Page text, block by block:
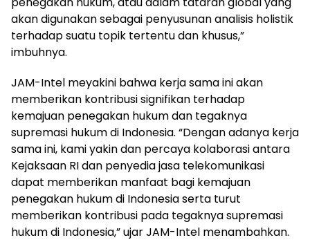
akan digunakan sebagai penyusunan analisis holistik
terhadap suatu topik tertentu dan khusus,”
imbuhnya.
JAM-Intel meyakini bahwa kerja sama ini akan
memberikan kontribusi signifikan terhadap
kemajuan penegakan hukum dan tegaknya
supremasi hukum di Indonesia. “Dengan adanya kerja
sama ini, kami yakin dan percaya kolaborasi antara
Kejaksaan RI dan penyedia jasa telekomunikasi
dapat memberikan manfaat bagi kemajuan
penegakan hukum di Indonesia serta turut
memberikan kontribusi pada tegaknya supremasi
hukum di Indonesia,” ujar JAM-Intel menambahkan.